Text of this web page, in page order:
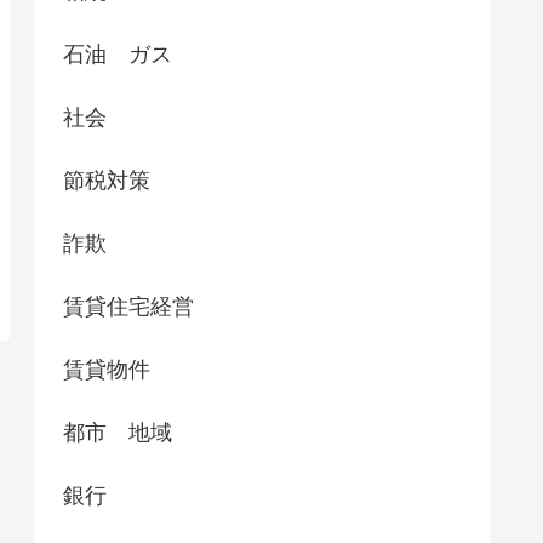
石油 ガス
社会
節税対策
詐欺
賃貸住宅経営
賃貸物件
都市 地域
銀行